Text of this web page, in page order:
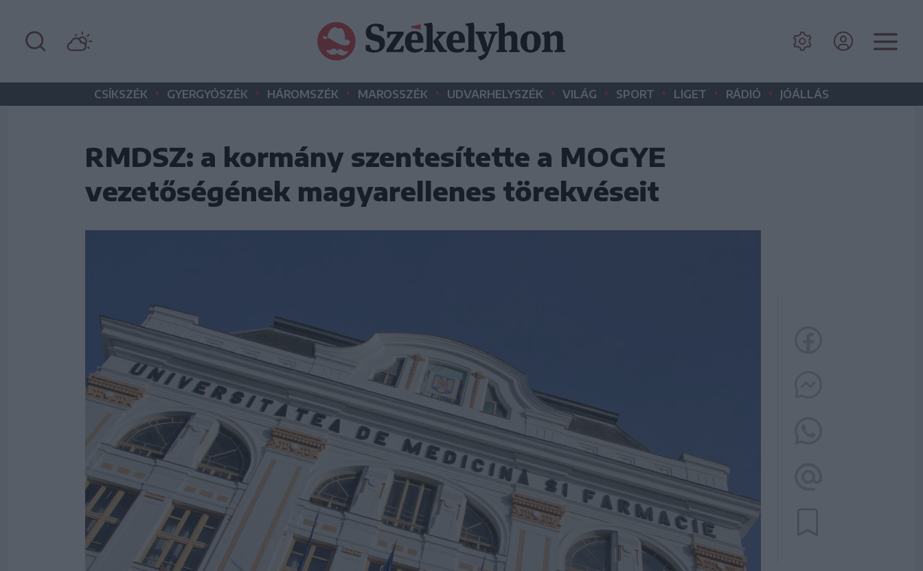
CSÍKSZÉK • GYERGYÓSZÉK • HÁROMSZÉK • MAROSSZÉK • UDVARHELYSZÉK • VILÁG • SPORT • LIGET • RÁDIÓ • JÓÁLLÁS
RMDSZ: a kormány szentesítette a MOGYE
vezetőségének magyarellenes törekvéseit